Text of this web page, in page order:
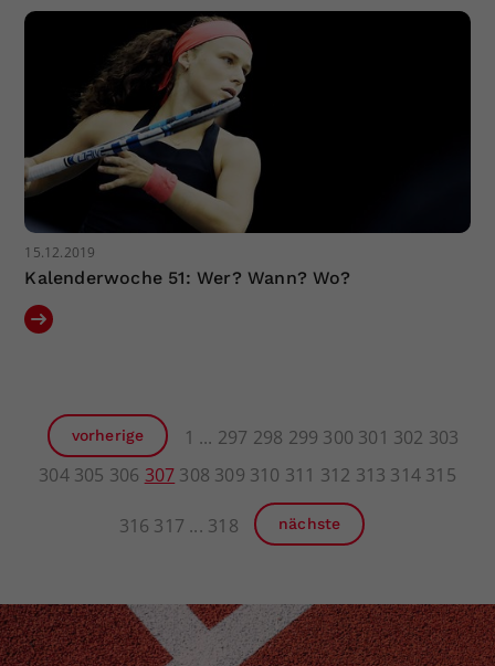
15.12.2019
Kalenderwoche 51: Wer? Wann? Wo?
vorherige 1 297 298 299 300 301 302 303
304 305 306 307 308 309 310 311 312 313 314 315
316 317 318 nächste